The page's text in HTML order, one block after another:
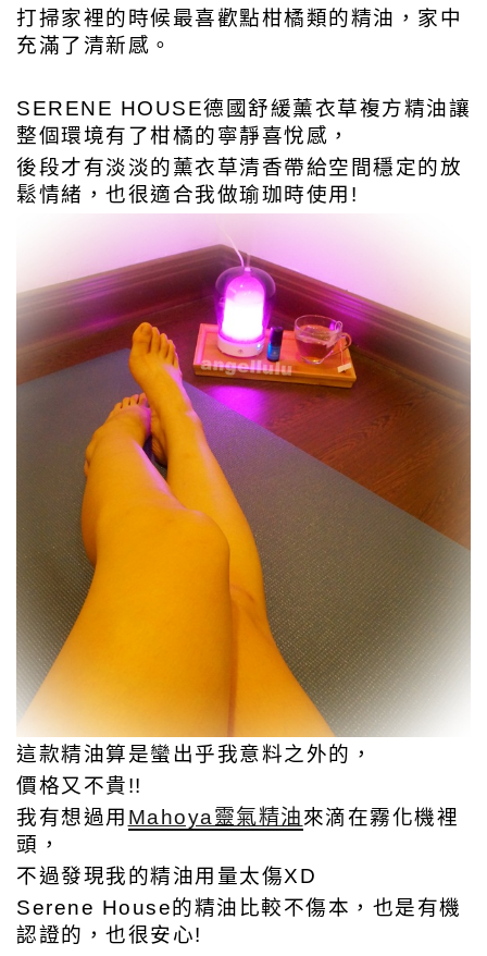
打掃家裡的時候最喜歡點柑橘類的精油，家中
充滿了清新感。
SERENE HOUSE德國舒緩薰衣草複方精油讓
整個環境有了柑橘的寧靜喜悅感，
後段才有淡淡的薰衣草清香帶給空間穩定的放
鬆情緒，也很適合我做瑜珈時使用!
這款精油算是蠻出乎我意料之外的，
價格又不貴!!
我有想過用 Mahoya靈氣精油來滴在霧化機裡
頭，
不過發現我的精油用量太傷XD
Serene House的精油比較不傷本，也是有機
認證的，也很安心!